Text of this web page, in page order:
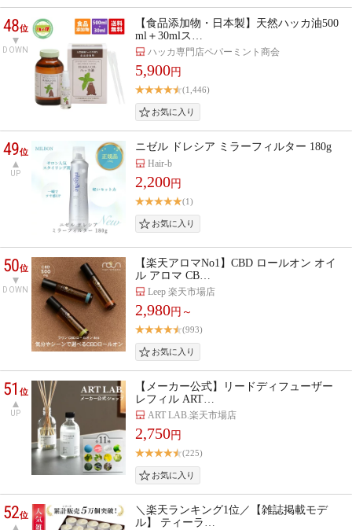
48位
DOWN
【食品添加物・日本製】天然ハッカ油500
ml＋30mlス…
ハッカ専門店ペパーミント商会
5,900円
(1,446)
49位
UP
ニゼル ドレシア ミラーフィルター 180g
Hair-b
2,200円
(1)
50位
DOWN
【楽天アロマNo1】CBD ロールオン オイ
ル アロマ CB…
Leep 楽天市場店
2,980円～
(993)
51位
UP
【メーカー公式】リードディフューザー
レフィル ART…
ART LAB.楽天市場店
2,750円
(225)
52位
＼楽天ランキング1位／【雑誌掲載モデ
ル】 ティーラ…